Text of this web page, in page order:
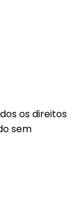
os direitos
sem